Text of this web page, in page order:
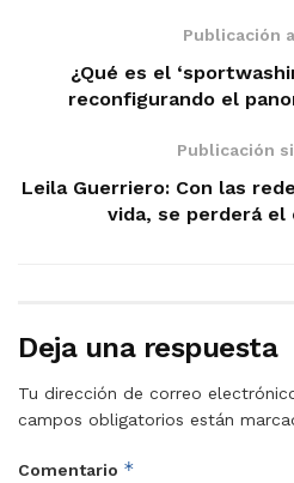
Publicación
¿Qué es el
reconfigurando el
Publicación
Leila Guerriero: Con las
vida, se perderá
Deja una respuesta
Tu dirección de correo
campos obligatorios están
Comentario *